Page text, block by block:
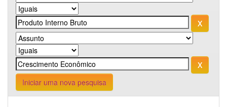
Iniciar uma nova pesquisa